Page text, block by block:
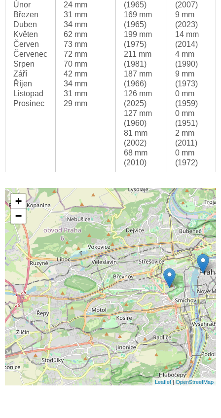
Únor
Březen
Duben
Květen
Červen
Červenec
Srpen
Září
Říjen
Listopad
Prosinec
24 mm
31 mm
34 mm
62 mm
73 mm
72 mm
70 mm
42 mm
34 mm
31 mm
29 mm
(1965)
169 mm
(1965)
199 mm
(1975)
211 mm
(1981)
187 mm
(1966)
126 mm
(2025)
127 mm
(1960)
81 mm
(2002)
68 mm
(2010)
(2007)
9 mm
(2023)
14 mm
(2014)
4 mm
(1990)
9 mm
(1973)
0 mm
(1959)
0 mm
(1951)
2 mm
(2011)
0 mm
(1972)
+
−
Leaflet|OpenStreetMap